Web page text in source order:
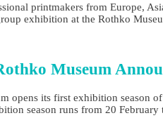
printmakers from Europe,
exhibition at the Rothko
Museum
opens its first exhibition season
season runs from 20